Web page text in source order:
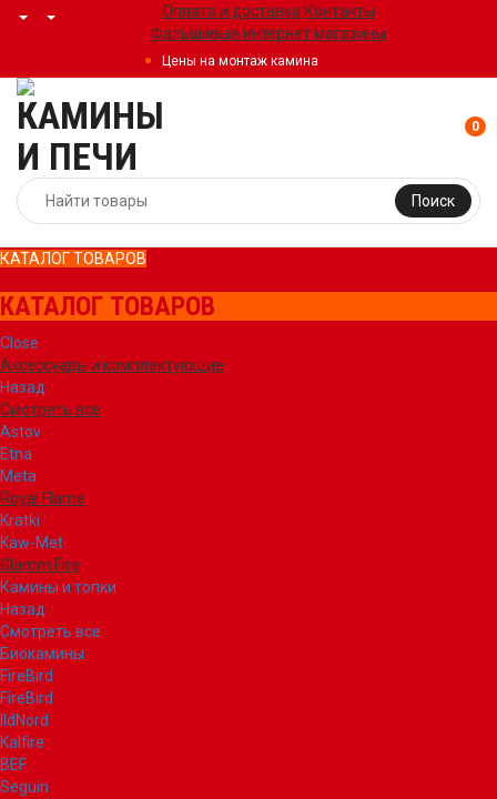
Оплата и доставка Контакты
Фальшивые интернет магазины
Цены на монтаж камина
Поиск
0
КАТАЛОГ ТОВАРОВ
КАТАЛОГ ТОВАРОВ
Close
Аксессуары и комплектующие
Назад
Смотреть все
Astov
Etna
Meta
Royal Flame
Kratki
Kaw-Met
Glamm Fire
Камины и топки
Назад
Смотреть все
Биокамины
FireBird
FireBird
IldNord
Kalfire
BEF
Seguin